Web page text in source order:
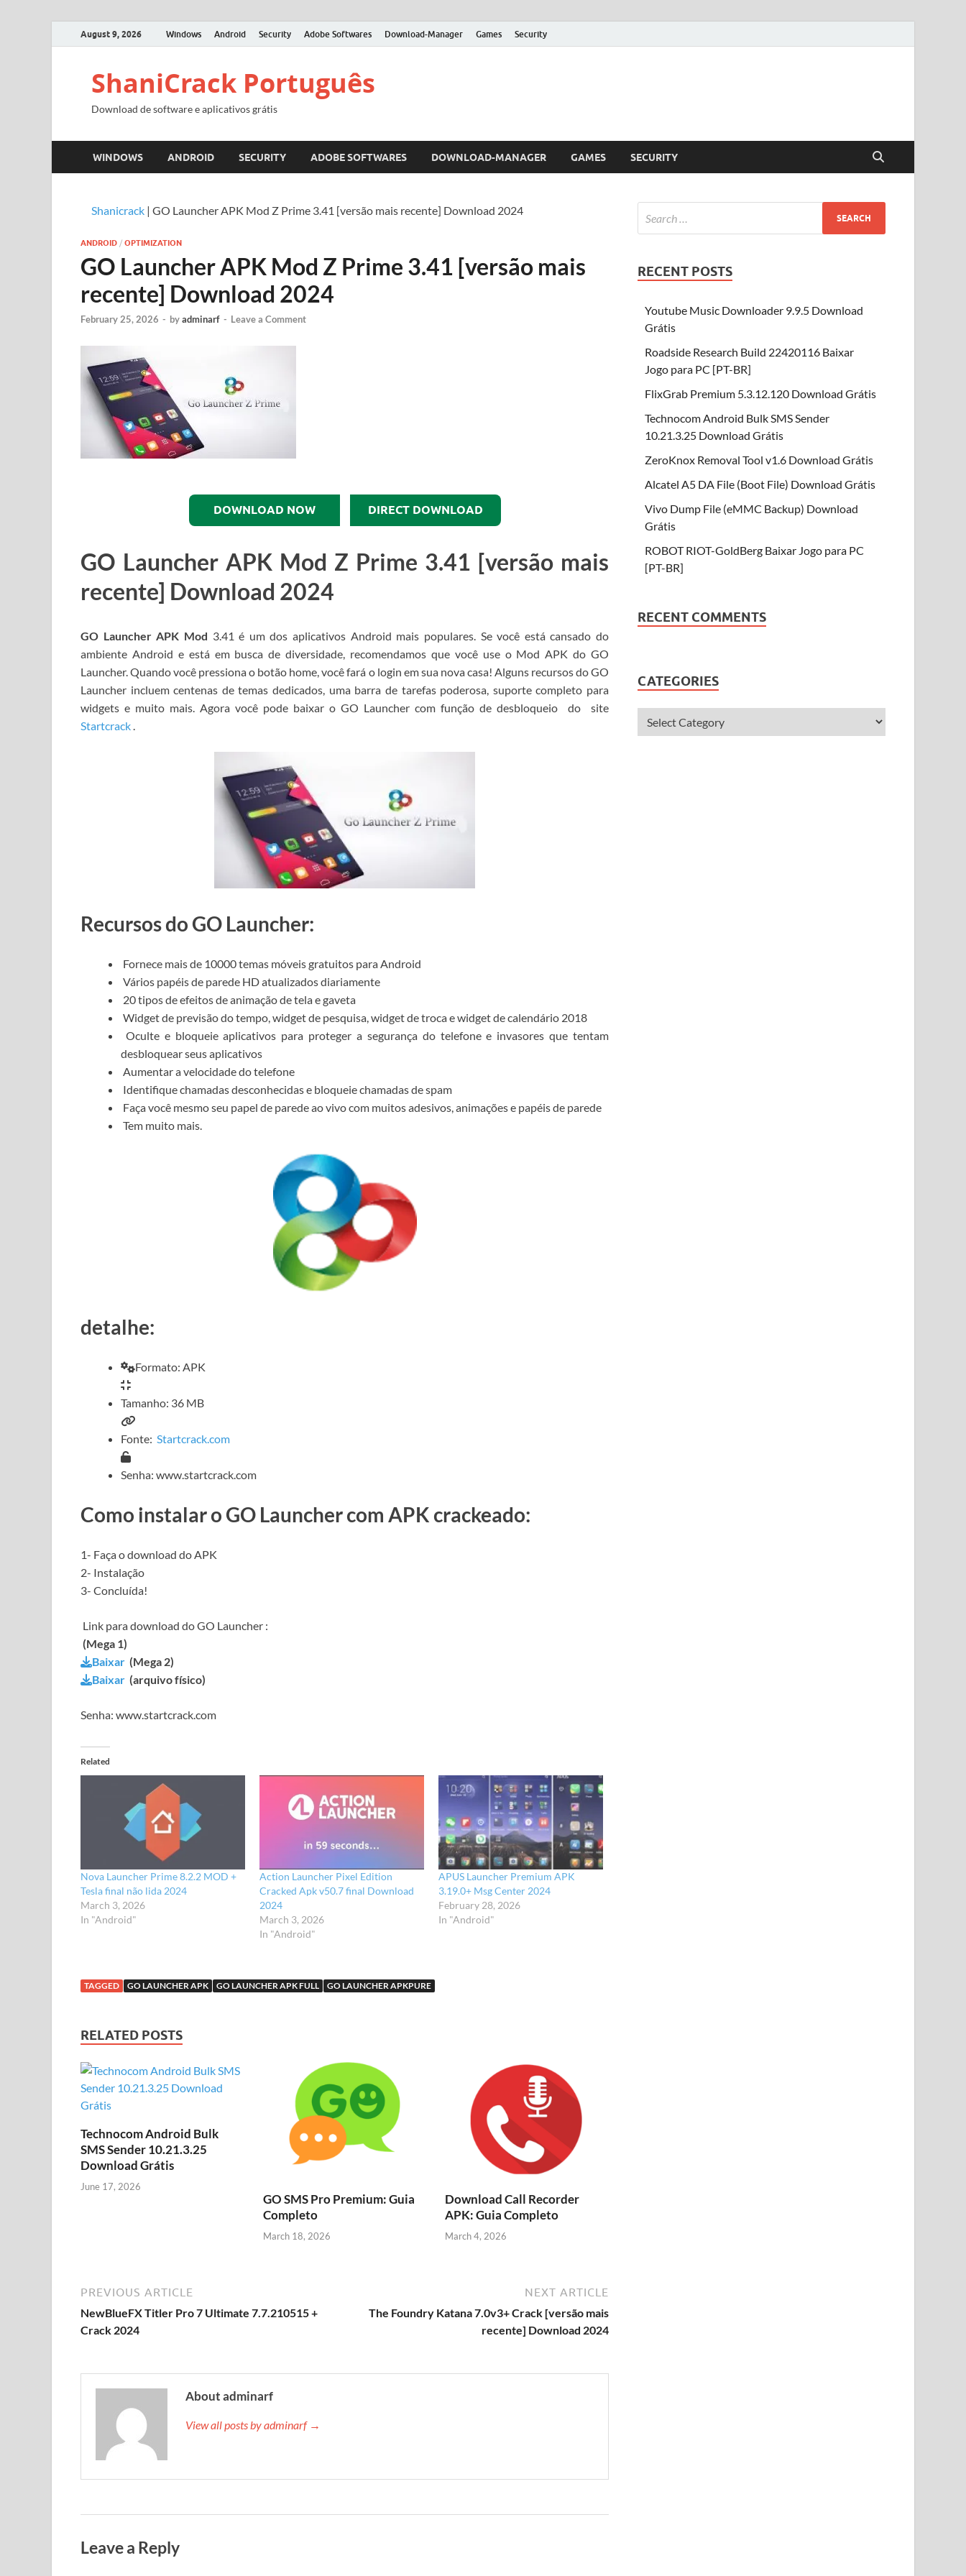
August 9, 2026 Windows Android Security Adobe Softwares Download-Manager Games Security
ShaniCrack Português
Download de software e aplicativos grátis
WINDOWS ANDROID SECURITY ADOBE SOFTWARES DOWNLOAD-MANAGER GAMES SECURITY
Shanicrack | GO Launcher APK Mod Z Prime 3.41 [versão mais recente] Download 2024
ANDROID / OPTIMIZATION
GO Launcher APK Mod Z Prime 3.41 [versão mais
recente] Download 2024
February 25, 2026 - byadminarf - Leave a Comment
DOWNLOAD NOW DIRECT DOWNLOAD
GO Launcher APK Mod Z Prime 3.41 [versão mais
recente] Download 2024
GO Launcher APK Mod 3.41é um dos aplicativos Android mais populares. Se você está cansado do
ambiente Android e está em busca de diversidade, recomendamos que você use o Mod APK do GO
Launcher.Quando você pressiona o botão home, você fará o login em sua nova casa! Alguns recursos do GO
Launcher incluem centenas de temas dedicados, uma barra de tarefas poderosa, suporte completo para
widgets e muito mais. Agora você pode baixar o GO Launcher com função de desbloqueio do
site
Startcrack.
Recursos do GO Launcher:
Fornece mais de 10000 temas móveis gratuitos para Android
Vários papéis de parede HD atualizados diariamente
20 tipos de efeitos de animação de tela e gaveta
Widget de previsão do tempo, widget de pesquisa, widget de troca e widget de calendário 2018
Oculte e bloqueie aplicativos para proteger a segurança do telefone e invasores que tentam
desbloquear seus aplicativos
Aumentar a velocidade do telefone
Identifique chamadas desconhecidas e bloqueie chamadas de spam
Faça você mesmo seu papel de parede ao vivo com muitos adesivos, animações e papéis de parede
Tem muito mais.
detalhe:
Formato: APK
Tamanho: 36 MB
Fonte: Startcrack.com
Senha: www.startcrack.com
Como instalar o GO Launcher com APK crackeado:
1- Faça o download do APK
2- Instalação
3- Concluída!
Link para download doGO Launcher :
(Mega 1)
Baixar (Mega 2)
Baixar (arquivo físico)
Senha: www.startcrack.com
Related
Nova Launcher Prime 8.2.2 MOD +
Tesla final não lida 2024
March 3, 2026
In "Android"
Action Launcher Pixel Edition
Cracked Apk v50.7 final Download
2024
March 3, 2026
In "Android"
APUS Launcher Premium APK
3.19.0+ Msg Center 2024
February 28, 2026
In "Android"
TAGGED GO LAUNCHER APK GO LAUNCHER APK FULL GO LAUNCHER APKPURE
RELATED POSTS
Technocom Android Bulk
SMS Sender 10.21.3.25
Download Grátis
June 17, 2026
GO SMS Pro Premium: Guia
Completo
March 18, 2026
Download Call Recorder
APK: Guia Completo
March 4, 2026
PREVIOUS ARTICLE
NewBlueFX Titler Pro 7 Ultimate 7.7.210515 +
Crack 2024
NEXT ARTICLE
The Foundry Katana 7.0v3+ Crack [versão mais
recente] Download 2024
About adminarf
View all posts by adminarf →
Leave a Reply
RECENT POSTS
Youtube Music Downloader 9.9.5 Download
Grátis
Roadside Research Build 22420116 Baixar
Jogo para PC [PT-BR]
FlixGrab Premium 5.3.12.120 Download Grátis
Technocom Android Bulk SMS Sender
10.21.3.25 Download Grátis
ZeroKnox Removal Tool v1.6 Download Grátis
Alcatel A5 DA File (Boot File) Download Grátis
Vivo Dump File (eMMC Backup) Download
Grátis
ROBOT RIOT-GoldBerg Baixar Jogo para PC
[PT-BR]
RECENT COMMENTS
CATEGORIES